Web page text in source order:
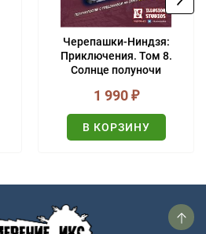
Черепашки-Ниндзя:
Приключения. Том 8.
Солнце полуночи
1 990₽
В КОРЗИНУ